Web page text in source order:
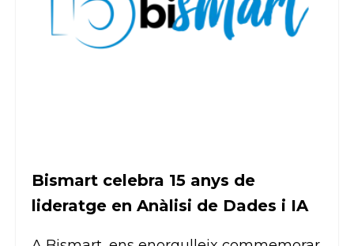
Bismart celebra 15 anys de
lideratge en Anàlisi de Dades i IA